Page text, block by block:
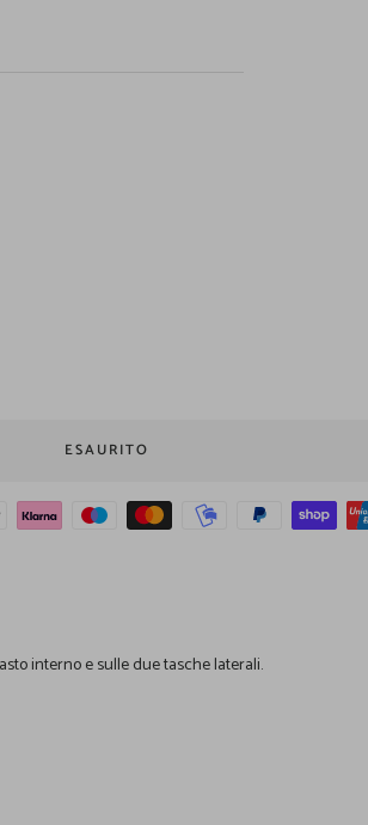
ESAURITO
interno e sulle due tasche laterali.